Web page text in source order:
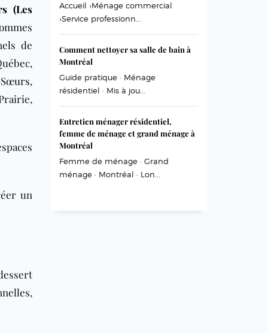
(Les
de
,
un
Accueil ›Ménage commercial
›Service professionn...
Comment nettoyer sa salle de bain à
Montréal
Guide pratique · Ménage
résidentiel · Mis à jou...
Entretien ménager résidentiel,
femme de ménage et grand ménage à
Montréal
Femme de ménage · Grand
ménage · Montréal · Lon...